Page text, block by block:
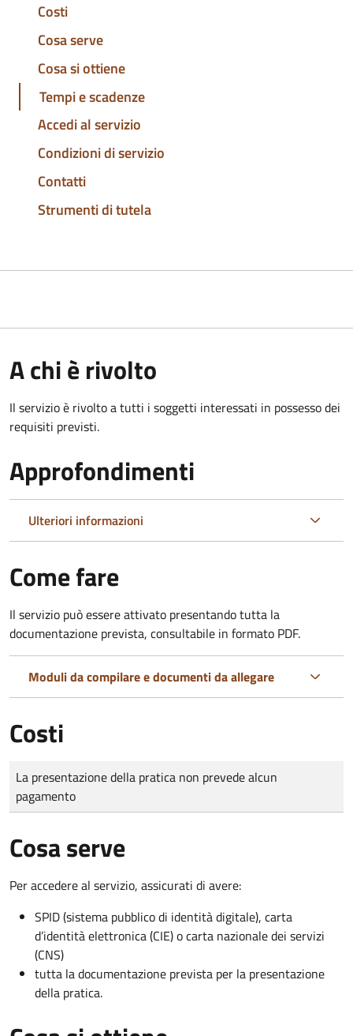
Costi
Cosa serve
Cosa si ottiene
Tempi e scadenze
Accedi al servizio
Condizioni di servizio
Contatti
Strumenti di tutela
A chi è rivolto
Il servizio è rivolto a tutti i soggetti interessati in possesso dei
requisiti previsti.
Approfondimenti
Ulteriori informazioni
Come fare
Il servizio può essere attivato presentando tutta la
documentazione prevista, consultabile in formato PDF.
Moduli da compilare e documenti da allegare
Costi
Tipo di pagamento
Importo
La presentazione della pratica non prevede alcun
pagamento
Cosa serve
Per accedere al servizio, assicurati di avere:
SPID (sistema pubblico di identità digitale), carta
d’identità elettronica (CIE) o carta nazionale dei servizi
(CNS)
tutta la documentazione prevista per la presentazione
della pratica.